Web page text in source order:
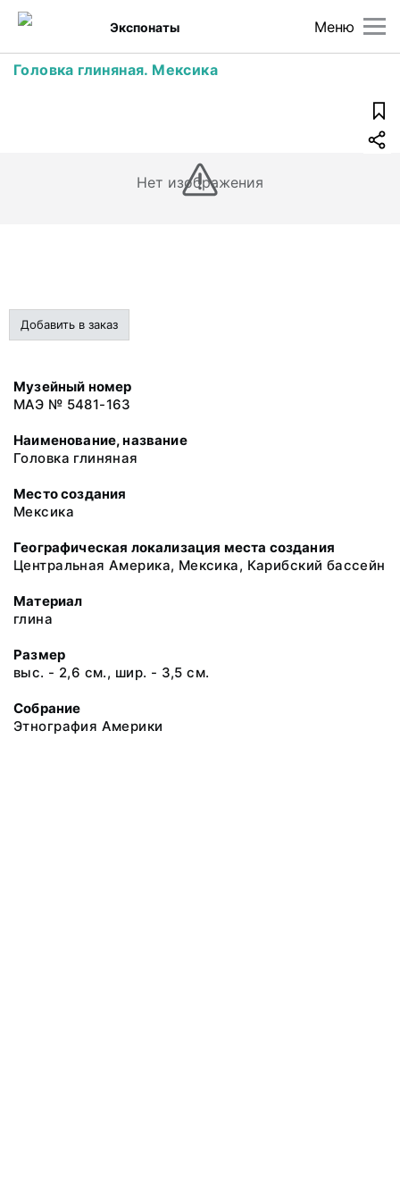
Меню
Экспонаты
Головка глиняная. Мексика
Нет изображения
Добавить в заказ
Музейный номер
МАЭ № 5481-163
Наименование, название
Головка глиняная
Место создания
Мексика
Географическая локализация места создания
Центральная Америка, Мексика, Карибский бассейн
Материал
глина
Размер
выс. - 2,6 см., шир. - 3,5 см.
Собрание
Этнография Америки